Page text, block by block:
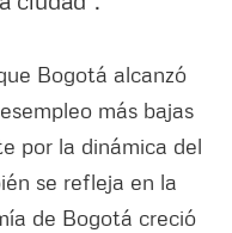
Bogotá alcanzó
más bajas
por la dinámica del
se refleja en la
de Bogotá creció